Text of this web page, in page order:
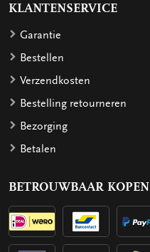
KLANTENSERVICE
Garantie
Bestellen
Verzendkosten
Bestelling retourneren
Bezorging
Betalen
BETROUWBAAR KOPEN